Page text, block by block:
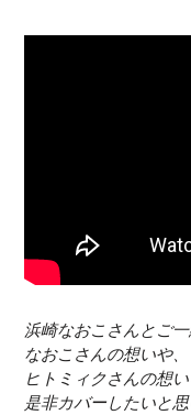
浜崎なおこさんとご一
なおこさんの想いや、
ヒトミィクさんの想
是非カバーしたいと思